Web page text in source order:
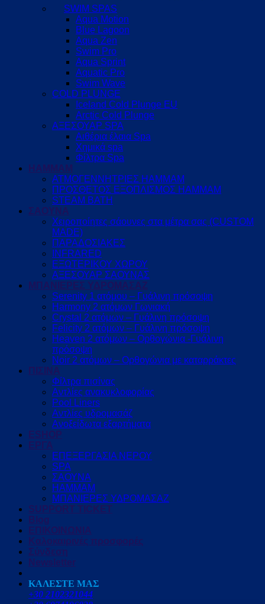
SWIM SPAS
Aqua Motion
Blue Lagoon
Aqua Zen
Swim Pro
Aqua Sprint
Aquatic Pro
Swim Wave
COLD PLUNGE
Iceland Cold Plunge EU
Arctic Cold Plunge
ΑΞΕΣΟΥΑΡ SPA
Αιθέρια έλαια Spa
Χημικά spa
Φίλτρα Spa
HAMMAM
ΑΤΜΟΓΕΝΝΗΤΡΙΕΣ HAMMAM
ΠΡΟΣΘΕΤΟΣ ΕΞΟΠΛΙΣΜΟΣ HAMMAM
STEAM BATH
ΣΑΟΥΝΑ
Χειροποίητες σάουνες στα μέτρα σας (CUSTOM
MADE)
ΠΑΡΑΔΟΣΙΑΚΕΣ
INFRARED
ΕΞΩΤΕΡΙΚΟΥ ΧΩΡΟΥ
ΑΞΕΣΟΥΑΡ ΣΑΟΥΝΑΣ
ΜΠΑΝΙΕΡΕΣ ΥΔΡΟΜΑΣΑΖ
Serenity 1 ατόμου – Γυάλινη πρόσοψη
Harmony 2 ατόμων Γωνιακή
Crystal 2 ατόμων – Γυάλινη πρόσοψη
Felicity 2 ατόμων – Γυάλινη πρόσοψη
Heaven 2 ατόμων – Ορθογώνια -Γυάλινη
πρόσοψη
Noir 2 ατόμων – Ορθογώνια με καταρράκτες
ΠΙΣΙΝΑ
Φίλτρα πισίνας
Αντλίες ανακυκλοφορίας
Pool Liners
Αντλίες υδρομασάζ
Ανοξείδωτα εξαρτήματα
ESHOP
ΕΡΓΑ
ΕΠΕΞΕΡΓΑΣΙΑ ΝΕΡΟΥ
SPA
ΣΑΟΥΝΑ
HAMMAM
ΜΠΑΝΙΕΡΕΣ ΥΔΡΟΜΑΣΑΖ
SUPPORT TICKET
Blog
ΕΠΙΚΟΙΝΩΝΙΑ
Καλοκαιρινές προσφορές
Σύνδεση
Newsletter
ΚΑΛΕΣΤΕ ΜΑΣ
+30 2102321044